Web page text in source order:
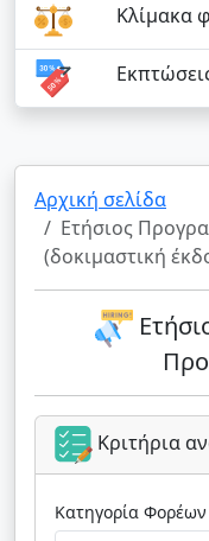
Κλίμακα
Αρχική σελίδα
Ετήσιος
(δοκιμαστική
Κριτήρια
Κατηγορία Φορέων